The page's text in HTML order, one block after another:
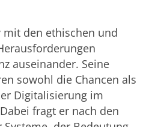
mit den ethischen und
auseinander. Seine
sowohl die Chancen als
Digitalisierung im
fragt er nach den